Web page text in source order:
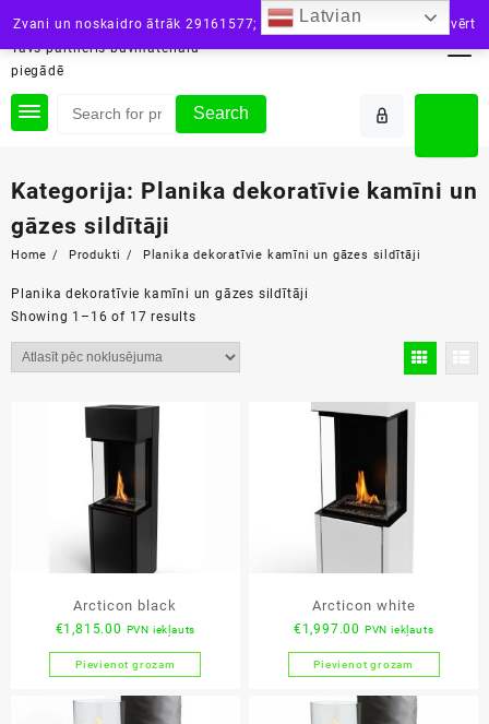
Zvani un noskaidro ātrāk 29161577; vai raksti: info@siltini.lvAizvērt
content
siltini.lv
Tavs partneris būvmateriālu
piegādē
Search
Kategorija: Planika dekoratīvie kamīni un
gāzes sildītāji
Home Produkti Planika dekoratīvie kamīni un gāzes sildītāji
Planika dekoratīvie kamīni un gāzes sildītāji
Showing 1–16 of 17 results
Arcticon black
€1,815.00 PVN iekļauts
Pievienot grozam
Arcticon white
€1,997.00 PVN iekļauts
Pievienot grozam
Latvian